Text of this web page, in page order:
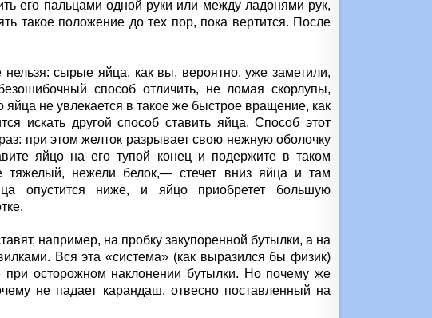
его пальцами одной руки или между ладонями рук,
такое положение до тех пор, пока вертится. После
сырые яйца, как вы, вероятно, уже заметили,
способ отличить, не ломая скорлупы,
не увлекается в такое же быстрое вращение, как
искать другой способ ставить яйца. Способ этот
при этом желток разрывает свою нежную оболочку
яйцо на его тупой конец и подержите в таком
нежели белок,— стечет вниз яйца и там
опустится ниже, и яйцо приобретет большую
например, на пробку закупоренной бутылки, а на
Вся эта «система» (как выразился бы физик)
при осторожном наклонении бутылки. Но почему же
не падает карандаш, отвесно поставленный на